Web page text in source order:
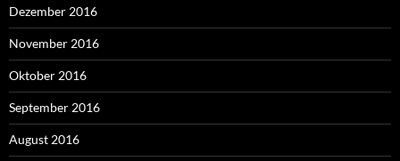
Dezember 2016
November 2016
Oktober 2016
September 2016
August 2016